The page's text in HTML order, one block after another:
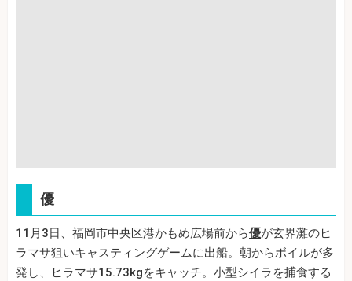
優
11月3日、福岡市中央区港かもめ広場前から優が玄界灘のヒ
ラマサ狙いキャスティングゲームに出船。朝からボイルが多
発し、ヒラマサ15.73kgをキャッチ。小型シイラを捕食する